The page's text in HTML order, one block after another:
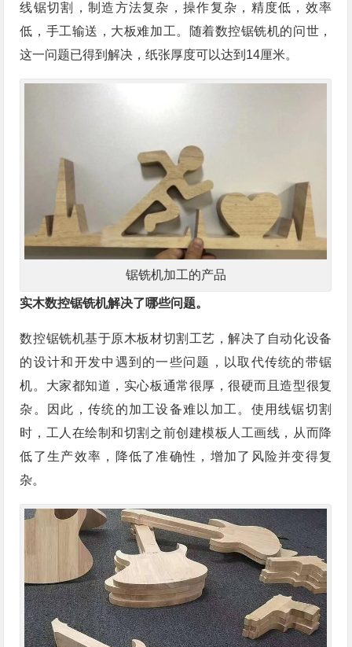
线锯切割，制造方法复杂，操作复杂，精度低，效率
低，手工输送，大板难加工。随着数控锯铣机的问世，
这一问题已得到解决，纸张厚度可以达到14厘米。
锯铣机加工的产品
实木数控锯铣机解决了哪些问题。
数控锯铣机基于原木板材切割工艺，解决了自动化设备
的设计和开发中遇到的一些问题，以取代传统的带锯
机。大家都知道，实心板通常很厚，很硬而且造型很复
杂。因此，传统的加工设备难以加工。使用线锯切割
时，工人在绘制和切割之前创建模板人工画线，从而降
低了生产效率，降低了准确性，增加了风险并变得复
杂。